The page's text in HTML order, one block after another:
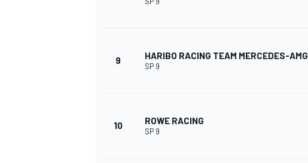
9 HARIBO RACING TEAM MERCEDES-AMG
SP 9
10 ROWE RACING
SP 9